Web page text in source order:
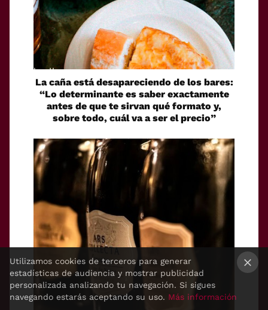
La caña está desapareciendo de los bares:
“Lo determinante es saber exactamente
antes de que te sirvan qué formato y,
sobre todo, cuál va a ser el precio”
Utilizamos cookies de terceros para generar
estadísticas de audiencia y mostrar publicidad
personalizada analizando tu navegación. Si sigues
navegando estarás aceptando su uso. Más información